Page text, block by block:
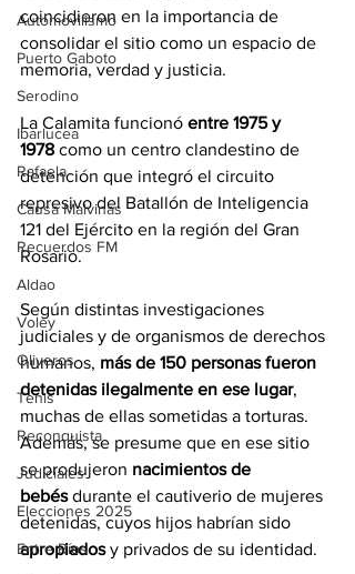
Automovilismo
Puerto Gaboto
Serodino
Ibarlucea
Rafaela
Causa Malvinas
Recuerdos FM
Aldao
Voley
Oliveros
Tenis
Reconquista
Judiciales
Elecciones 2025
Entre Ríos
coincidieron en la importancia de
consolidar el sitio como un espacio de
memoria, verdad y justicia.
La Calamita funcionó entre 1975 y
1978 como un centro clandestino de
detención que integró el circuito
represivo del Batallón de Inteligencia
121 del Ejército en la región del Gran
Rosario.
Según distintas investigaciones
judiciales y de organismos de derechos
humanos, más de 150 personas fueron
detenidas ilegalmente en ese lugar,
muchas de ellas sometidas a torturas.
Además, se presume que en ese sitio
se produjeron nacimientos de
bebés durante el cautiverio de mujeres
detenidas, cuyos hijos habrían sido
apropiados y privados de su identidad.